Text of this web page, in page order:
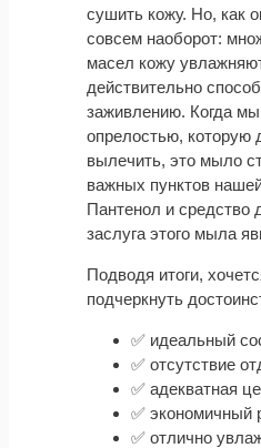
сушить кожу. Но, как
совсем наоборот:
масел кожу
действительно
заживлению. Когда
опрелостью, которую
вылечить, это мыло
важных пунктов
Пантенол и средство
заслуга этого мыла
Подводя итоги,
подчеркнуть
✅ идеальный
✅ отсутствие
✅ адекватная
✅ экономичный
✅ отлично